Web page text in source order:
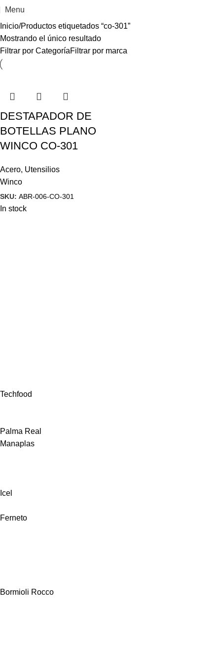
Menu
Inicio Productos etiquetados “co-301”
Mostrando el único resultado
Filtrar por CategoríaFiltrar por marca
DESTAPADOR DE
BOTELLAS PLANO
WINCO CO-301
Acero, Utensilios
Winco
SKU: ABR-006-CO-301
In stock
Techfood
Palma Real
Manaplas
Icel
Ferneto
Bormioli Rocco